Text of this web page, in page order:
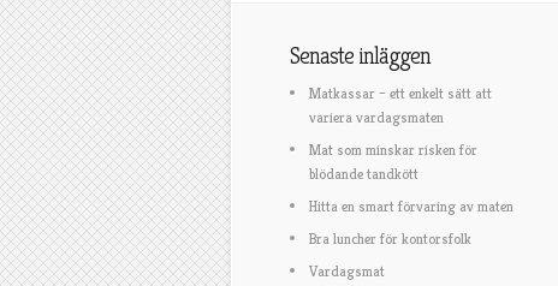
Senaste inläggen
Matkassar – ett enkelt sätt att
variera vardagsmaten
Mat som minskar risken för
blödande tandkött
Hitta en smart förvaring av maten
Bra luncher för kontorsfolk
Vardagsmat